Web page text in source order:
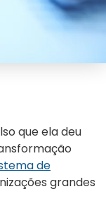
que ela deu
de
grandes